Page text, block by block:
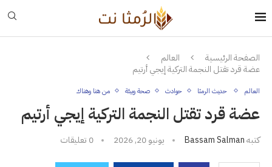
الصفحة الرئيسية
العالم
عضة قرد تقتل النجمة التركية إيجي أرتيم
العالم حديث الرمثا حوادث صحة وبيئة من هنا وهناك
عضة قرد تقتل النجمة التركية إيجي أرتيم
كتبهBassam Salman يونيو 20, 2026 0 تعليقات